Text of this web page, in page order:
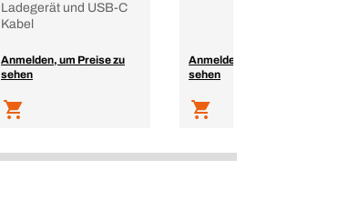
Ladegerät und USB-C
Kabel
Anmelden, um Preise zu
sehen
Anmelden, um Preise zu
sehen